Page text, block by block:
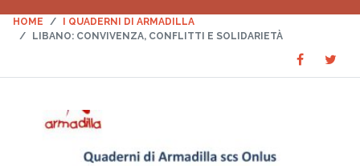
HOME
I QUADERNI DI ARMADILLA
LIBANO: CONVIVENZA, CONFLITTI E SOLIDARIETÀ
Share
on
on